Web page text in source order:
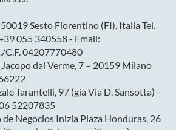
Sesto Fiorentino (FI), Italia Tel.
055 340558 - Email:
C.F. 04207770480
Jacopo dal Verme, 7 – 20159 Milano
Tarantelli, 97 (già Via D. Sansotta) -
52207835
Negocios Inizia Plaza Honduras, 26